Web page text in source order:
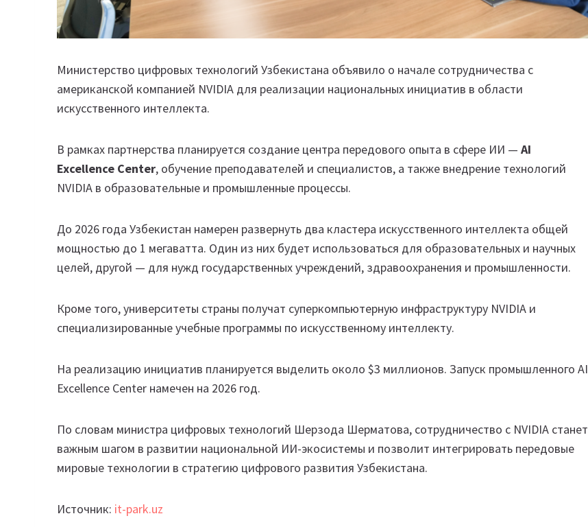
Министерство цифровых технологий Узбекистана объявило о начале сотрудничества с
американской компанией NVIDIA для реализации национальных инициатив в области
искусственного интеллекта.
В рамках партнерства планируется создание центра передового опыта в сфере ИИ — AI
Excellence Center, обучение преподавателей и специалистов, а также внедрение технологий
NVIDIA в образовательные и промышленные процессы.
До 2026 года Узбекистан намерен развернуть два кластера искусственного интеллекта общей
мощностью до 1 мегаватта. Один из них будет использоваться для образовательных и научных
целей, другой — для нужд государственных учреждений, здравоохранения и промышленности.
Кроме того, университеты страны получат суперкомпьютерную инфраструктуру NVIDIA и
специализированные учебные программы по искусственному интеллекту.
На реализацию инициатив планируется выделить около $3 миллионов. Запуск промышленного AI
Excellence Center намечен на 2026 год.
По словам министра цифровых технологий Шерзода Шерматова, сотрудничество с NVIDIA станет
важным шагом в развитии национальной ИИ-экосистемы и позволит интегрировать передовые
мировые технологии в стратегию цифрового развития Узбекистана.
Источник: it-park.uz